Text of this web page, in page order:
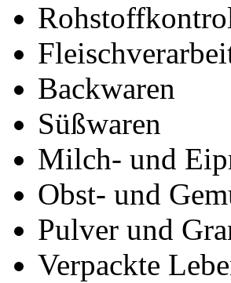
Backwaren
Süßwaren
Milch- und
Obst- und
Pulver und
Verpackte